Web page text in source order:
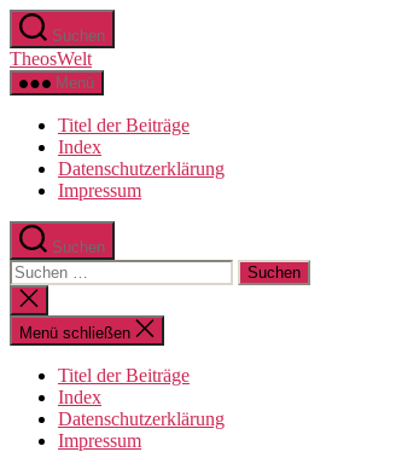
Zum
Inhalt
springen
Suchen
TheosWelt
Menü
Titel der Beiträge
Index
Datenschutzerklärung
Impressum
Suchen
Suchen
nach:
Suche
schließen
Menü schließen
Titel der Beiträge
Index
Datenschutzerklärung
Impressum